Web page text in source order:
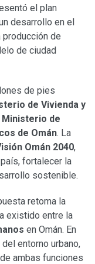
el plan
desarrollo en el
producción de
de ciudad
de pies
de Vivienda y
Ministerio de
de Omán. La
Omán 2040,
fortalecer la
sostenible.
retoma la
existido entre la
en Omán. En
entorno urbano,
ambas funciones